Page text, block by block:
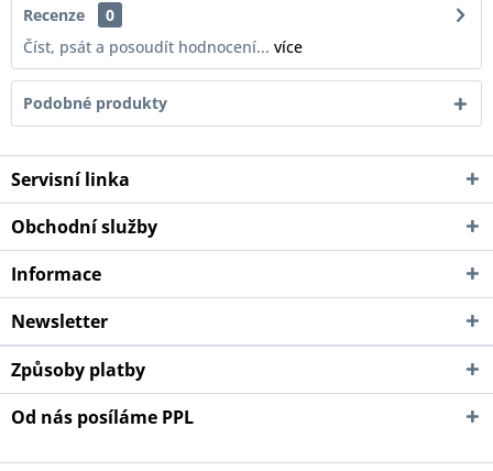
Recenze
0
Číst, psát a posoudít hodnocení... více
Podobné produkty
Servisní linka
Obchodní služby
Informace
Newsletter
Způsoby platby
Od nás posíláme PPL